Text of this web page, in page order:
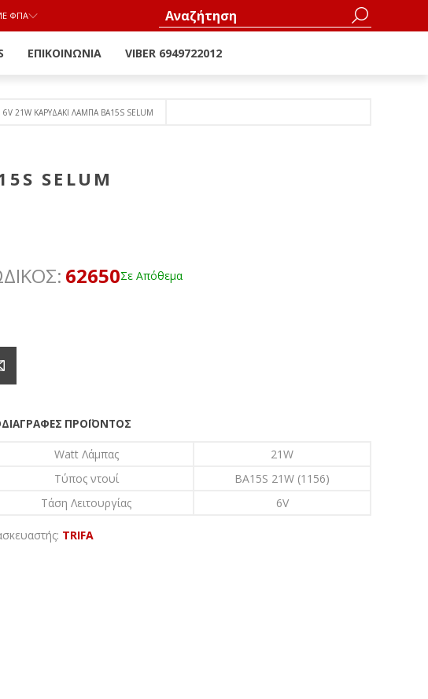
ΦΠΑ
ΕΠΙΚΟΙΝΩΝΊΑ VIBER 6949722012
6V 21W ΚΑΡΥΔΑΚΙ ΛΑΜΠΑ ΒΑ15S SELUM
SELUM
62650Σε Απόθεμα
ΠΡΟΪΌΝΤΟΣ
Watt Λάμπας
21W
Τύπος ντουί
BA15S 21W (1156)
Τάση Λειτουργίας
6V
TRIFA